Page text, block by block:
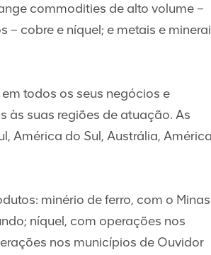
commodities de alto volume –
cobre e níquel; e metais e
todos os seus negócios e
às suas regiões de atuação. As
América do Sul, Austrália, América
minério de ferro, com o
níquel, com operações nos
nos municípios de Ouvidor